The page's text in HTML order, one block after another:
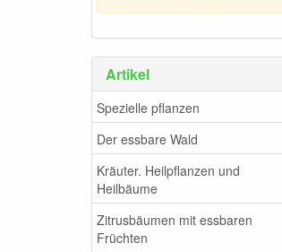
Artikel
Spezielle pflanzen
Der essbare Wald
Kräuter. Heilpflanzen und
Heilbäume
Zitrusbäumen mit essbaren
Früchten